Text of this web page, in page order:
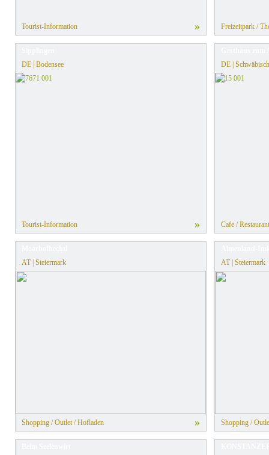
Tourist-Information » Freizeitpark /
DE | Bodensee
Tourist-Information »
DE |
Cafe /
AT | Steiermark
Shopping / Outlet / Hofladen »
AT | Steiermark
Shopping /